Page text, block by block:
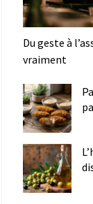
Du geste à
vraiment